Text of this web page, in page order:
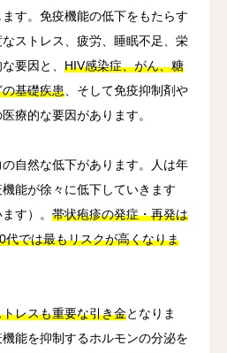
す。免疫機能の低下をもたらす
ストレス、疲労、睡眠不足、栄
要因と、 HIV感染症、がん、糖
基礎疾患 、そして免疫抑制剤や
療的な要因があります。
自然な低下があります。人は年
能が徐々に低下していきます
す）。 帯状疱疹の発症・再発は
代では最もリスクが高くなりま
レスも重要な引き金となりま
能を抑制するホルモンの分泌を